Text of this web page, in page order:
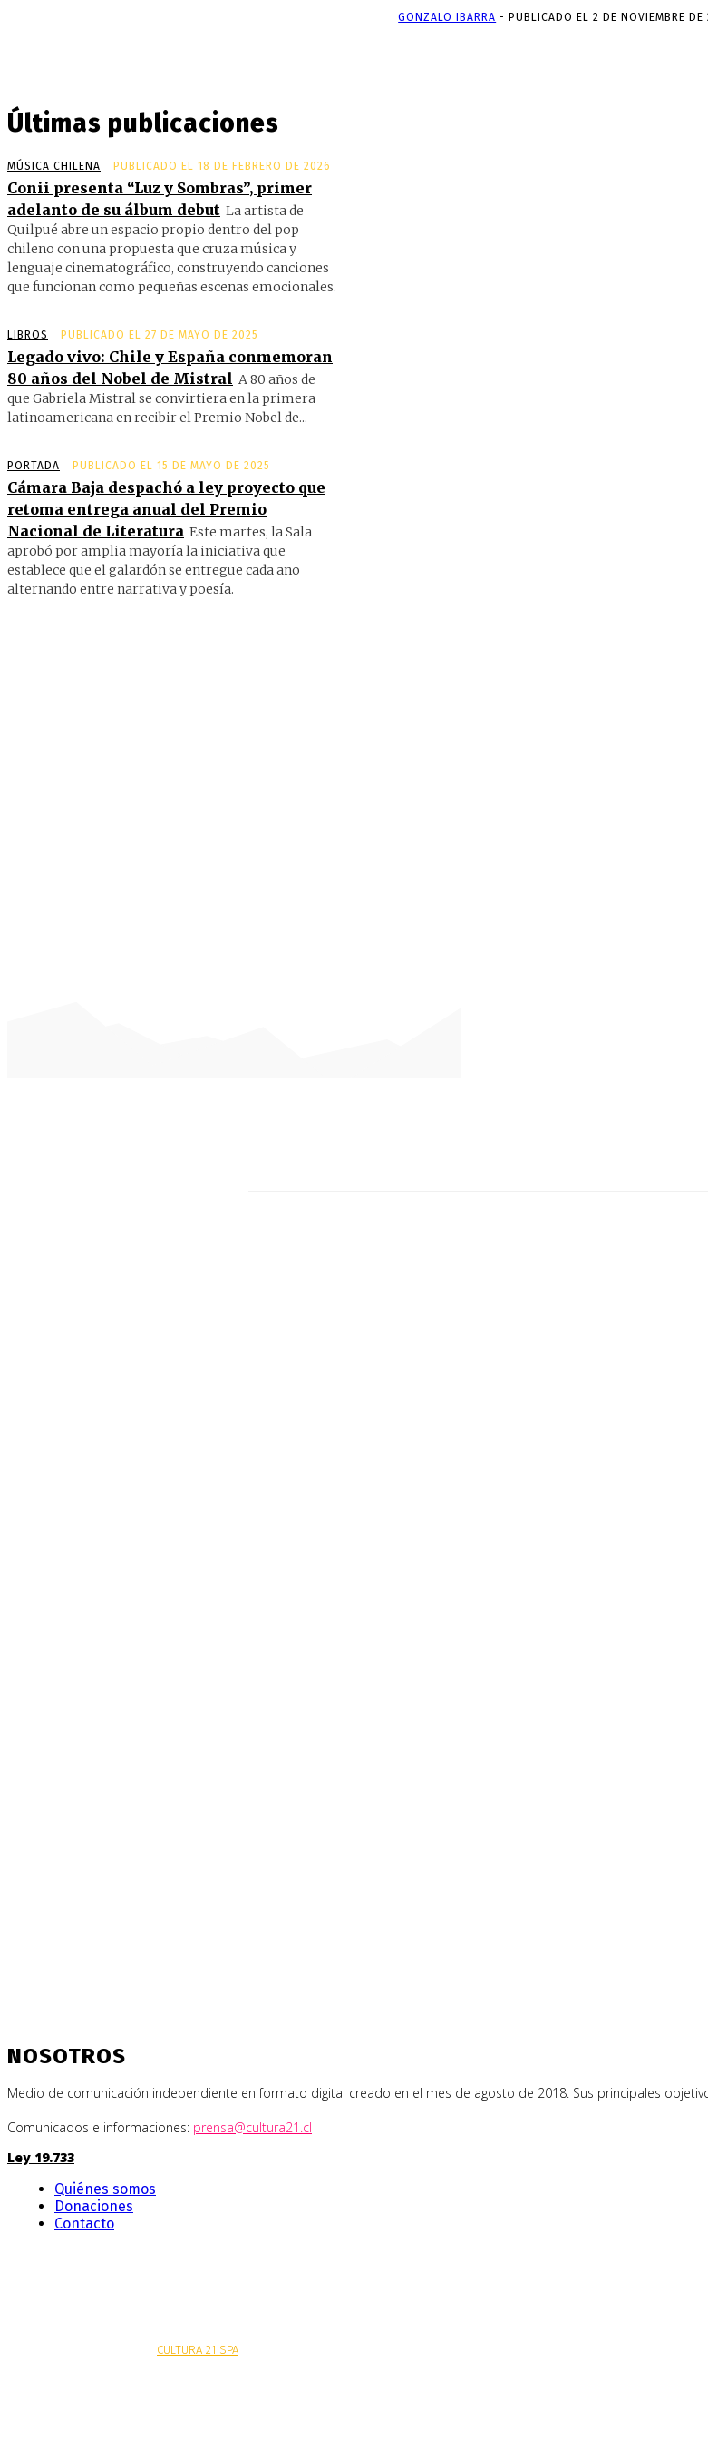
GONZALO IBARRA - PUBLICADO EL 2 DE NOVIEMBRE DE
Últimas publicaciones
MÚSICA CHILENA PUBLICADO EL 18 DE FEBRERO DE 2026
Conii presenta “Luz y Sombras”, primer
adelanto de su álbum debut La artista de
Quilpué abre un espacio propio dentro del pop
chileno con una propuesta que cruza música y
lenguaje cinematográfico, construyendo canciones
que funcionan como pequeñas escenas emocionales.
LIBROS PUBLICADO EL 27 DE MAYO DE 2025
Legado vivo: Chile y España conmemoran
80 años del Nobel de Mistral A 80 años de
que Gabriela Mistral se convirtiera en la primera
latinoamericana en recibir el Premio Nobel de...
PORTADA PUBLICADO EL 15 DE MAYO DE 2025
Cámara Baja despachó a ley proyecto que
retoma entrega anual del Premio
Nacional de Literatura Este martes, la Sala
aprobó por amplia mayoría la iniciativa que
establece que el galardón se entregue cada año
alternando entre narrativa y poesía.
NOSOTROS
Medio de comunicación independiente en formato digital creado en el mes de agosto de 2018. Sus principales
Comunicados e informaciones: prensa@cultura21.cl
Ley 19.733
Quiénes somos
Donaciones
Contacto
CULTURA 21 SPA